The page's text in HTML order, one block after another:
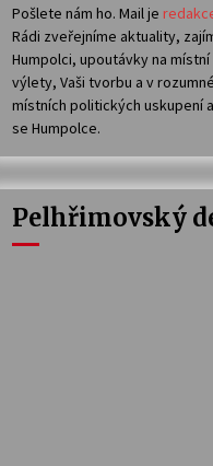
Pošlete nám ho. Mail je
Rádi zveřejníme aktuality,
Humpolci, upoutávky na
výlety, Vaši tvorbu a v
místních politických uskupení
se Humpolce.
Pelhřimovský